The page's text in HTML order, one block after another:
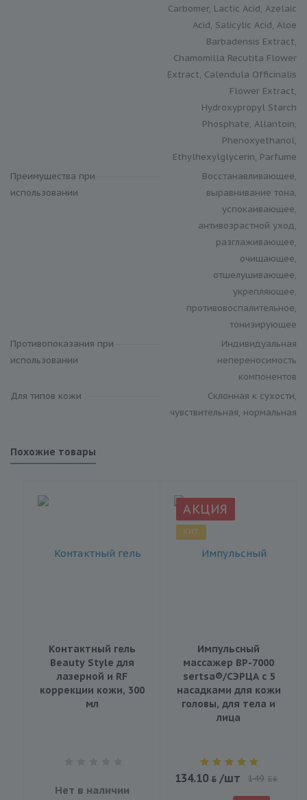
Carbomer, Lactic Acid, Azelaic
Acid, Salicylic Acid, Aloe
Barbadensis Extract,
Chamomilla Recutita Flower
Extract, Calendula Officinalis
Flower Extract,
Hydroxypropyl Starch
Phosphate, Allantoin,
Phenoxyethanol,
Ethylhexylglycerin, Parfume
Преимущества при
использовании
Восстанавливающее,
выравнивание тона,
успокаивающее,
антивозрастной уход,
разглаживающее,
очищающее,
отшелушивающее,
укрепляющее,
противовоспалительное,
тонизирующее
Противопоказания при
использовании
Индивидуальная
непереносимость
компонентов
Для типов кожи
Склонная к сухости,
чувствительная, нормальная
Похожие товары
Контактный гель
Beauty Style для
лазерной и RF
коррекции кожи, 300
мл
Нет в наличии
АКЦИЯ
ХИТ
Импульсный
массажер BP-7000
sertsa®/СЭРЦА с 5
насадками для кожи
головы, для тела и
лица
134.10 /шт 149 BYN